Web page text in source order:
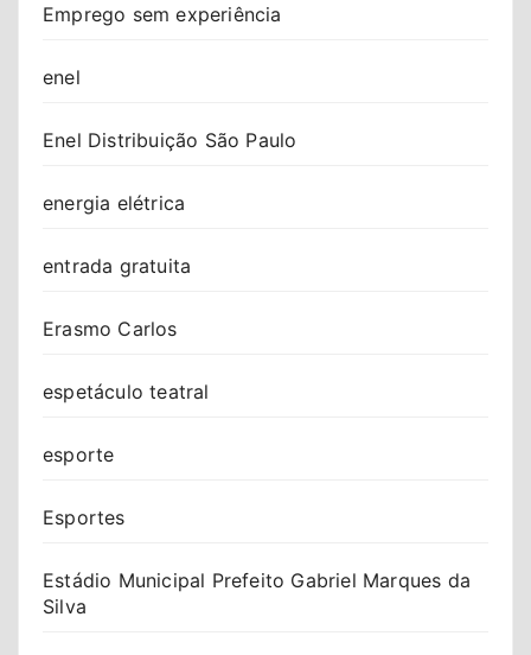
Emprego sem experiência
enel
Enel Distribuição São Paulo
energia elétrica
entrada gratuita
Erasmo Carlos
espetáculo teatral
esporte
Esportes
Estádio Municipal Prefeito Gabriel Marques da
Silva